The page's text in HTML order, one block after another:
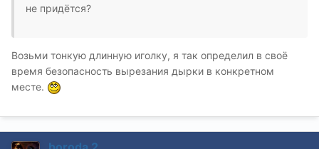
не придётся?
Возьми тонкую длинную иголку, я так определил в своё
время безопасность вырезания дырки в конкретном
месте.